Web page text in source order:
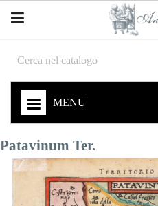
MENU
Patavinum Ter.